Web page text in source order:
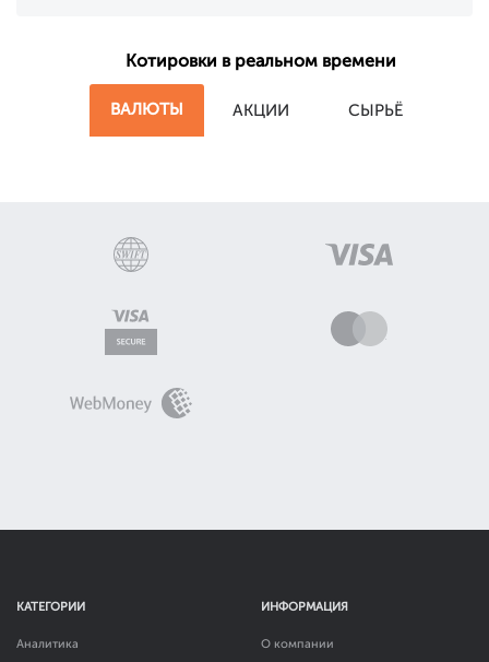
Котировки в реальном времени
ВАЛЮТЫ АКЦИИ СЫРЬЁ
КАТЕГОРИИ
Аналитика
ИНФОРМАЦИЯ
О компании